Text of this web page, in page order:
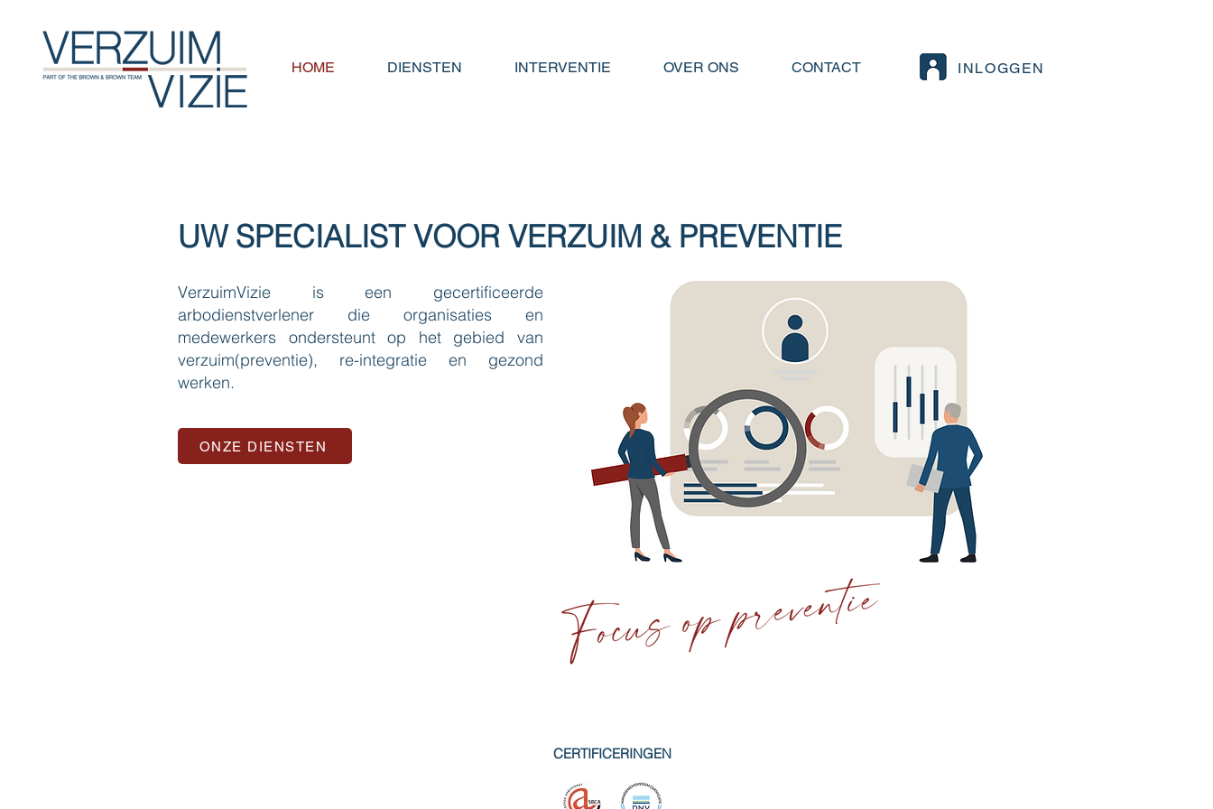
HOME DIENSTEN INTERVENTIE OVER ONS CONTACT INLOGGEN
UW SPECIALIST VOOR VERZUIM & PREVENTIE
VerzuimVizie is een gecertificeerde
arbodienstverlener die organisaties en
medewerkers ondersteunt op het gebied van
verzuim(preventie), re-integratie en gezond
werken.
ONZE DIENSTEN
CERTIFICERINGEN